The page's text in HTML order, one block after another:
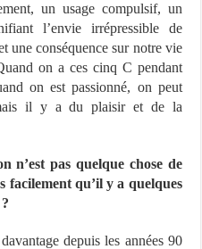
un usage compulsif, un
l’envie irrépressible de
une conséquence sur notre vie
on a ces cinq C pendant
on est passionné, on peut
il y a du plaisir et de la
n’est pas quelque chose de
facilement qu’il y a quelques
depuis les années 90